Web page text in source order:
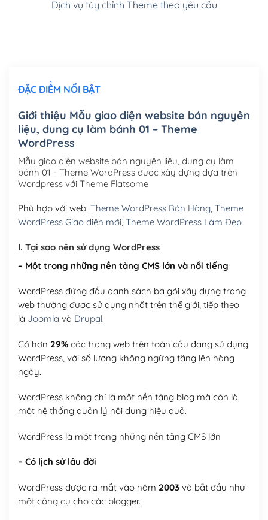
Cài đặt SMTP Mail cho site Wordpress(+100,000₫)
Mua thêm Host + Tên miền
Tên miền quốc tế .com .net .org (1 năm)
Tên miền Việt Nam .vn (1 năm) (+550,000₫)
Hosting 2GB SSD (1 năm) (+450,000₫)
Hosting 3GB SSD (1 năm) (+550,000₫)
Hosting 5GB SSD (1 năm) (+650,000₫)
Hosting 8GB SSD (1 năm)(+950,000₫)
Dịch vụ tùy chỉnh Theme theo yêu cầu
ĐẶC ĐIỂM NỔI BẬT
Giới thiệu Mẫu giao diện website bán nguyên
liệu, dung cụ làm bánh 01 – Theme
WordPress
Mẫu giao diện website bán nguyên liệu, dung cụ làm
bánh 01 - Theme WordPress được xây dựng dựa trên
Wordpress với Theme Flatsome
Phù hợp với web: Theme WordPress Bán Hàng, Theme
WordPress Giao diện mới, Theme WordPress Làm Đẹp
I. Tại sao nên sử dụng WordPress
– Một trong những nền tảng CMS lớn và nổi tiếng
WordPress đứng đầu danh sách ba gói xây dựng trang
web thường được sử dụng nhất trên thế giới, tiếp theo
là Joomla và Drupal.
Có hơn 29%các trang web trên toàn cầu đang sử dụng
WordPress, với số lượng không ngừng tăng lên hàng
ngày.
WordPress không chỉ là một nền tảng blog mà còn là
một hệ thống quản lý nội dung hiệu quả.
WordPress là một trong những nền tảng CMS lớn
– Có lịch sử lâu đời
WordPress được ra mắt vào năm 2003và bắt đầu như
một công cụ cho các blogger.